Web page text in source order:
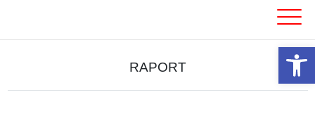
RAPORT